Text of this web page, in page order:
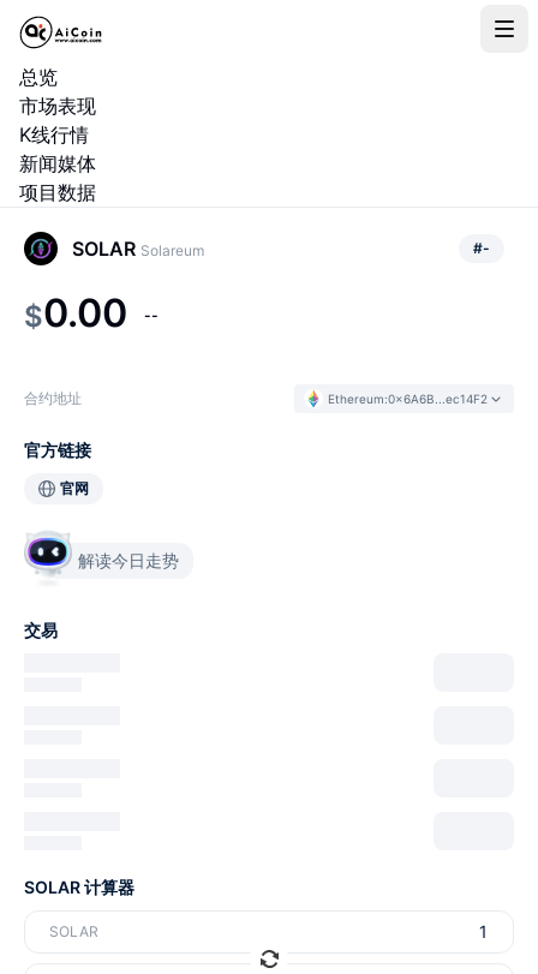
总览
市场表现
K线行情
新闻媒体
项目数据
SOLAR Solareum #-
$0.00 --
合约地址 Ethereum:0x6A6B...ec14F2
官方链接
官网
解读今日走势
交易
SOLAR 计算器
SOLAR